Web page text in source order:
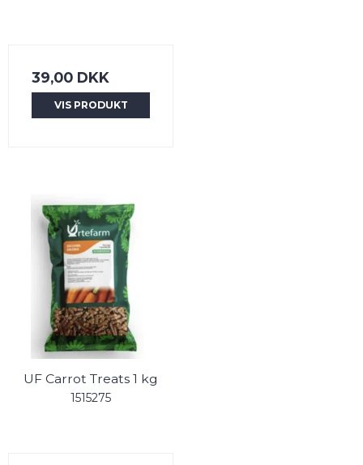
39,00 DKK
VIS PRODUKT
UF Carrot Treats 1 kg
1515275